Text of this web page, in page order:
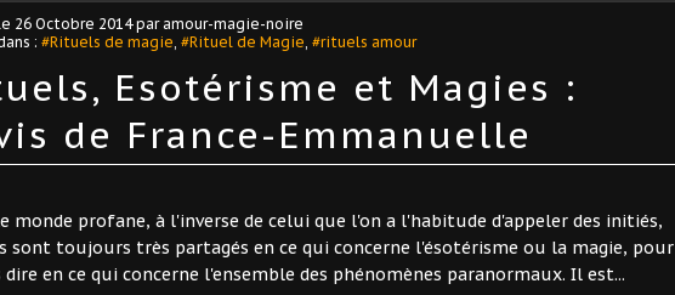
26 Octobre 2014par amour-magie-noire
: #Rituels de magie #Rituel de Magie #rituels amour
Esotérisme et Magies :
de France-Emmanuelle
monde profane, à l'inverse de celui que l'on a l'habitude d'appeler des initiés,
sont toujours très partagés en ce qui concerne l'ésotérisme ou la magie, pour
dire en ce qui concerne l'ensemble des phénomènes paranormaux. Il est...